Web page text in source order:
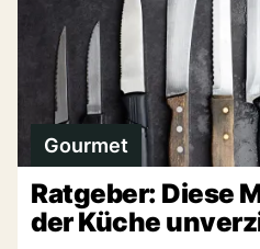
Gourmet
Ratgeber: Diese
der Küche